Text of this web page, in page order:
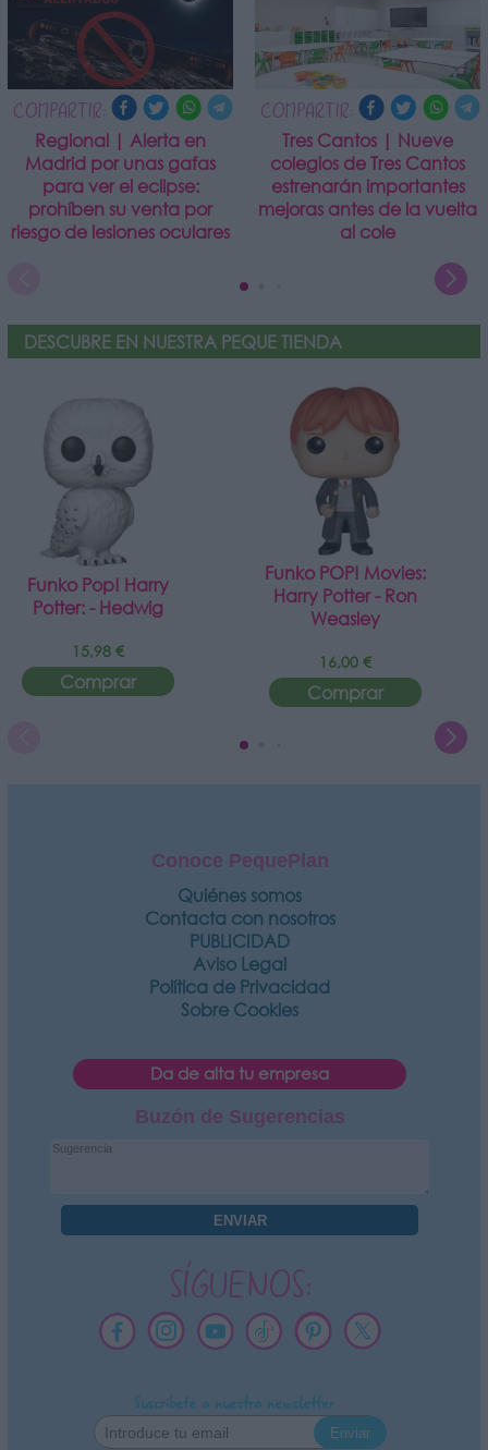
COMPARTIR:
Regional | Alerta en
Madrid por unas gafas
para ver el eclipse:
prohíben su venta por
riesgo de lesiones oculares
COMPARTIR:
Tres Cantos | Nueve
colegios de Tres Cantos
estrenarán importantes
mejoras antes de la vuelta
al cole
DESCUBRE EN NUESTRA PEQUE TIENDA
Funko Pop! Harry
Potter: - Hedwig
15,98 €
Comprar
Funko POP! Movies:
Harry Potter - Ron
Weasley
16,00 €
Comprar
Conoce PequePlan
Quiénes somos
Contacta con nosotros
PUBLICIDAD
Aviso Legal
Política de Privacidad
Sobre Cookies
Da de alta tu empresa
Buzón de Sugerencias
SÍGUENOS:
Suscríbete a nuestra newsletter